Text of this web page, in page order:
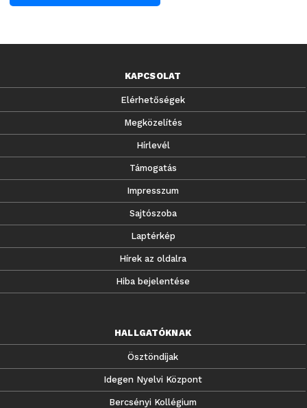
KAPCSOLAT
Elérhetőségek
Megközelítés
Hírlevél
Támogatás
Impresszum
Sajtószoba
Laptérkép
Hírek az oldalra
Hiba bejelentése
HALLGATÓKNAK
Ösztöndíjak
Idegen Nyelvi Központ
Bercsényi Kollégium